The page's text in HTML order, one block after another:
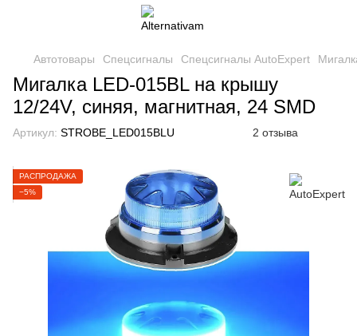
Автотовары Спецсигналы Спецсигналы AutoExpert
Мигалка LED-015BL на крышу
12/24V, синяя, магнитная, 24 SMD
Артикул: STROBE_LED015BLU 2 отзыва
РАСПРОДАЖА
−5%